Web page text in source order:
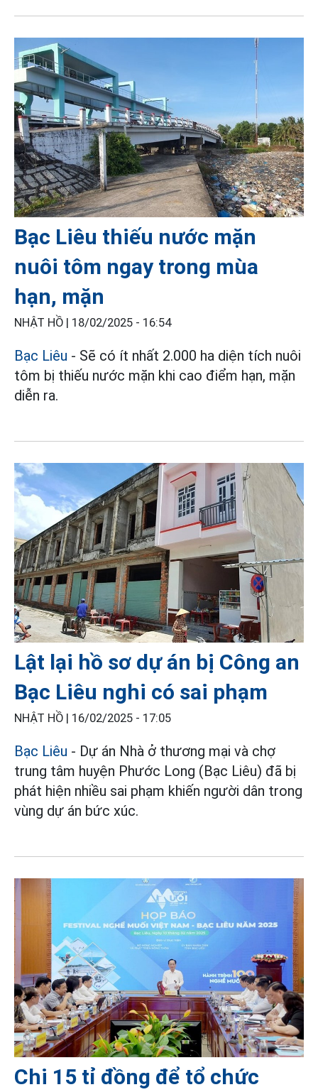
Bạc Liêu thiếu nước mặn
nuôi tôm ngay trong mùa
hạn, mặn
NHẬT HỒ | 18/02/2025 - 16:54
Bạc Liêu - Sẽ có ít nhất 2.000 ha diện tích nuôi
tôm bị thiếu nước mặn khi cao điểm hạn, mặn
diễn ra.
Lật lại hồ sơ dự án bị Công an
Bạc Liêu nghi có sai phạm
NHẬT HỒ | 16/02/2025 - 17:05
Bạc Liêu - Dự án Nhà ở thương mại và chợ
trung tâm huyện Phước Long (Bạc Liêu) đã bị
phát hiện nhiều sai phạm khiến người dân trong
vùng dự án bức xúc.
Chi 15 tỉ đồng để tổ chức